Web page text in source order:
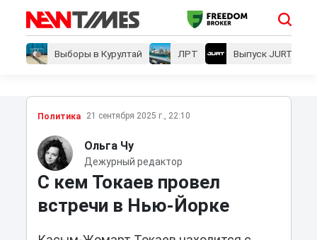
Выборы в Курултай ЛРТ Выпуск JURT
Политика 21 сентября 2025 г., 22:10
Ольга Чу
Дежурный редактор
С кем Токаев провел
встречи в Нью-Йорке